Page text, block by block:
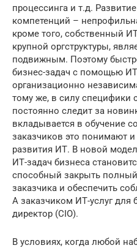
процессинга и т.д.
компетенций –
кроме того, собственный
крупной оргструктуры,
подвижным. Поэтому
бизнес-задач с помощью
организационно
тому же, в силу специфики
постоянно следит за
вкладывается в обучение
заказчиков это понимают
развития ИТ. В новой
ИТ-задач бизнеса
способный закрыть полный
заказчика и обеспечить
А заказчиком ИТ-услуг для
директор (CIO).
В условиях, когда любой